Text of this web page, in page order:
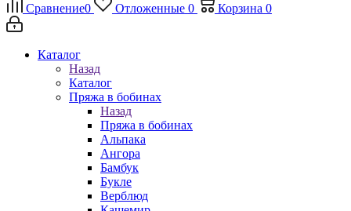
Сравнение0 Отложенные 0 Корзина 0
Каталог
Назад
Каталог
Пряжа в бобинах
Назад
Пряжа в бобинах
Альпака
Ангора
Бамбук
Букле
Верблюд